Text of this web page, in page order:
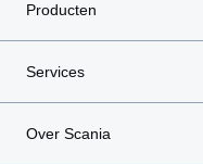
Producten
Services
Over Scania